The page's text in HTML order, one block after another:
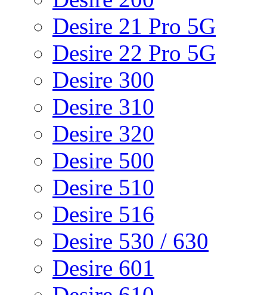
Desire 21 Pro 5G
Desire 22 Pro 5G
Desire 300
Desire 310
Desire 320
Desire 500
Desire 510
Desire 516
Desire 530 / 630
Desire 601